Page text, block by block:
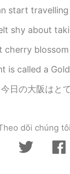
the farm.
だから、道路は
I miss all the beautiful
pictures, but my friends convinced
in Tokyo has come to an end. 今日はメッチ
Newmanthan, so 😍cute.Then some
すか？私は仕事の休憩中に日本語を勉強しました。書いた日本語はあっていますか
dõi chúng tôi